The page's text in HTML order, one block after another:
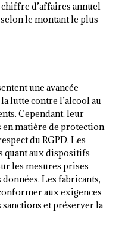
d’affaires annuel
le montant le plus
une avancée
lutte contre l’alcool au
Cependant, leur
matière de protection
du RGPD. Les
aux dispositifs
les mesures prises
Les fabricants,
aux exigences
et préserver la